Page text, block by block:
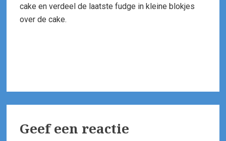
cake en verdeel de laatste fudge in kleine blokjes
over de cake.
Geef een reactie